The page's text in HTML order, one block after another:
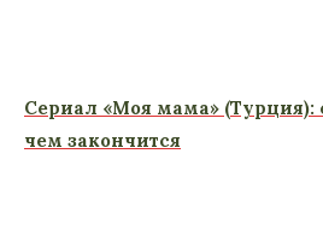
Сериал «Моя мама» (Турция):
чем закончится